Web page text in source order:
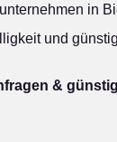
in
und
&